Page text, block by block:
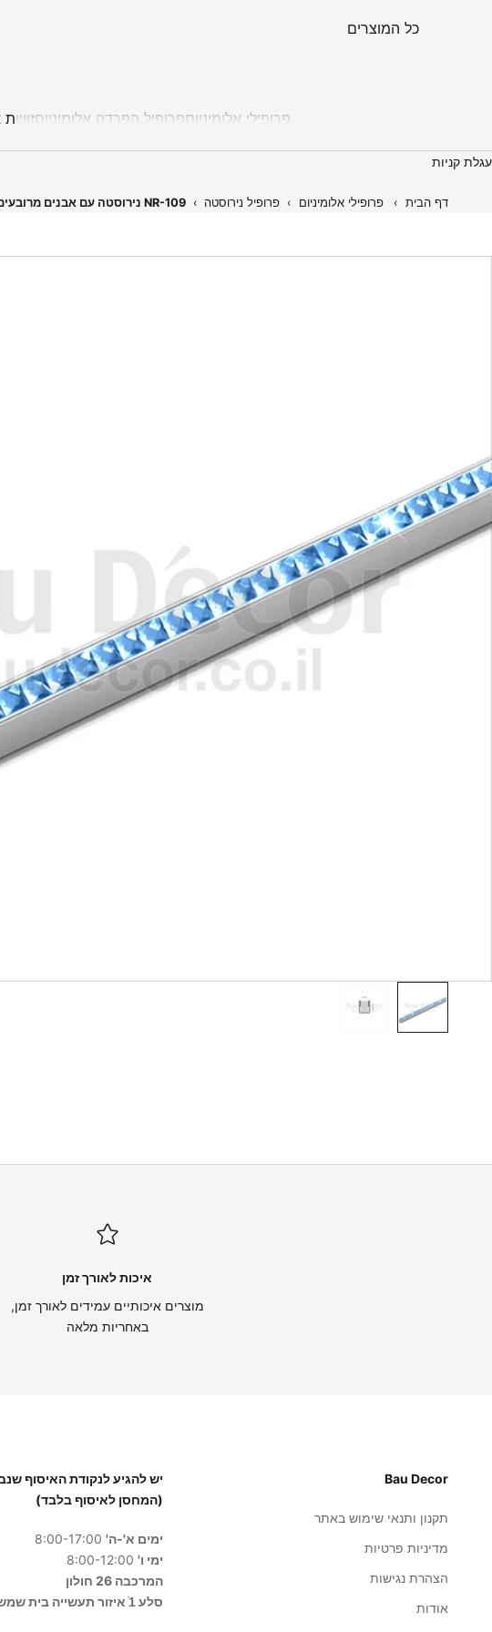
פרופילי אלומיניוםפרופיל הפרדה אלומיניום
כל המוצרים
עגלת קניות
דף הבית › פרופילי אלומיניום › פרופיל נירוסטה › NR-109 נירוסטה עם אבנים מרובעים (תכלת)
איכות לאורך זמן
מוצרים איכותיים עמידים לאורך זמן,
באחריות מלאה
Bau Decor
תקנון ותנאי שימוש באתר
מדיניות פרטיות
הצהרת נגישות
אודות
(המחסן לאיסוף בלבד)
ימים א'-ה'
ימי ו'
המרכבה 26 חולון
סלע 1ֿ איזור תעשייה בית שמש